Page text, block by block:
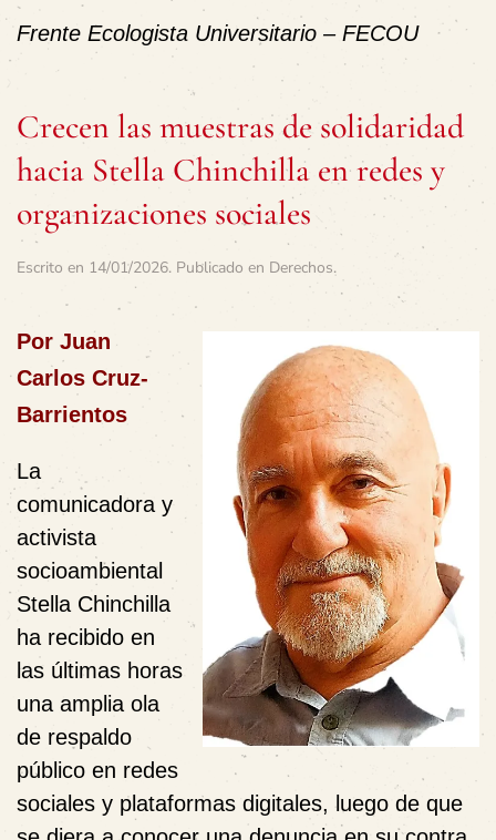
Frente Ecologista Universitario – FECOU
Crecen las muestras de solidaridad
hacia Stella Chinchilla en redes y
organizaciones sociales
Escrito en 14/01/2026. Publicado en Derechos.
Por Juan
Carlos Cruz-
Barrientos
La
comunicadora y
activista
socioambiental
Stella Chinchilla
ha recibido en
las últimas horas
una amplia ola
de respaldo
público en redes
sociales y plataformas digitales, luego de que